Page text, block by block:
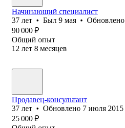
Начинающий специалист
37 лет • Был 9 мая • Обновлено
90 000 ₽
Общий опыт
12 лет 8 месяцев
Продавец-консультант
37 лет • Обновлено 7 июля 2015
25 000 ₽